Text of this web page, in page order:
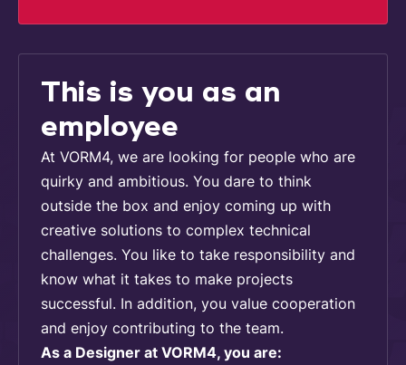
This is you as an
employee
At VORM4, we are looking for people who are
quirky and ambitious. You dare to think
outside the box and enjoy coming up with
creative solutions to complex technical
challenges. You like to take responsibility and
know what it takes to make projects
successful. In addition, you value cooperation
and enjoy contributing to the team.
As a Designer at VORM4, you are: